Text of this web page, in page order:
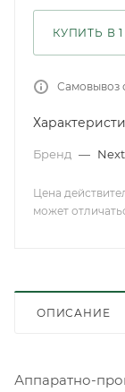
КУПИТЬ В
Самовывоз
Бренд —
Цена
может
ОПИСАНИЕ
Аппаратно-